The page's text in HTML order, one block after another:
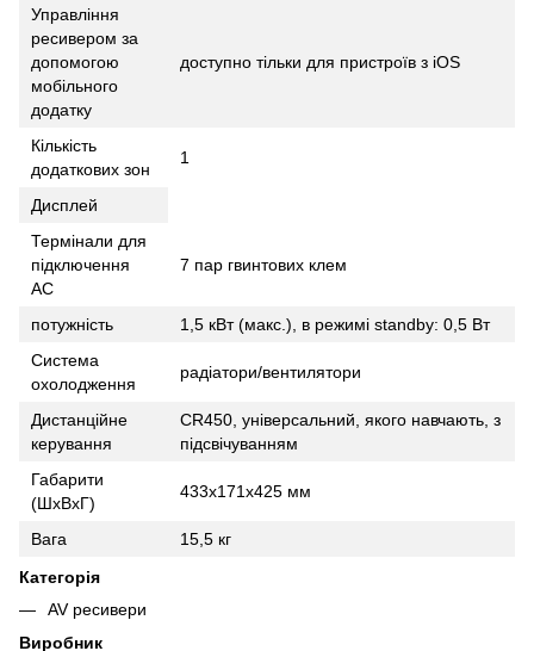
Управління
ресивером за
допомогою
мобільного
додатку
доступно тільки для пристроїв з iOS
Кількість
додаткових зон
1
Дисплей
Термінали для
підключення
АС
7 пар гвинтових клем
потужність
1,5 кВт (макс.), в режимі standby: 0,5 Вт
Система
охолодження
радіатори/вентилятори
Дистанційне
керування
CR450, універсальний, якого навчають, з
підсвічуванням
Габарити
(ШхВхГ)
433х171х425 мм
Вага
15,5 кг
Категорія
AV ресивери
Виробник